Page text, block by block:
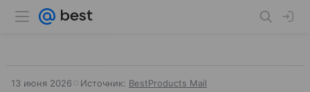
13 июня 2026 Источник: BestProducts Mail